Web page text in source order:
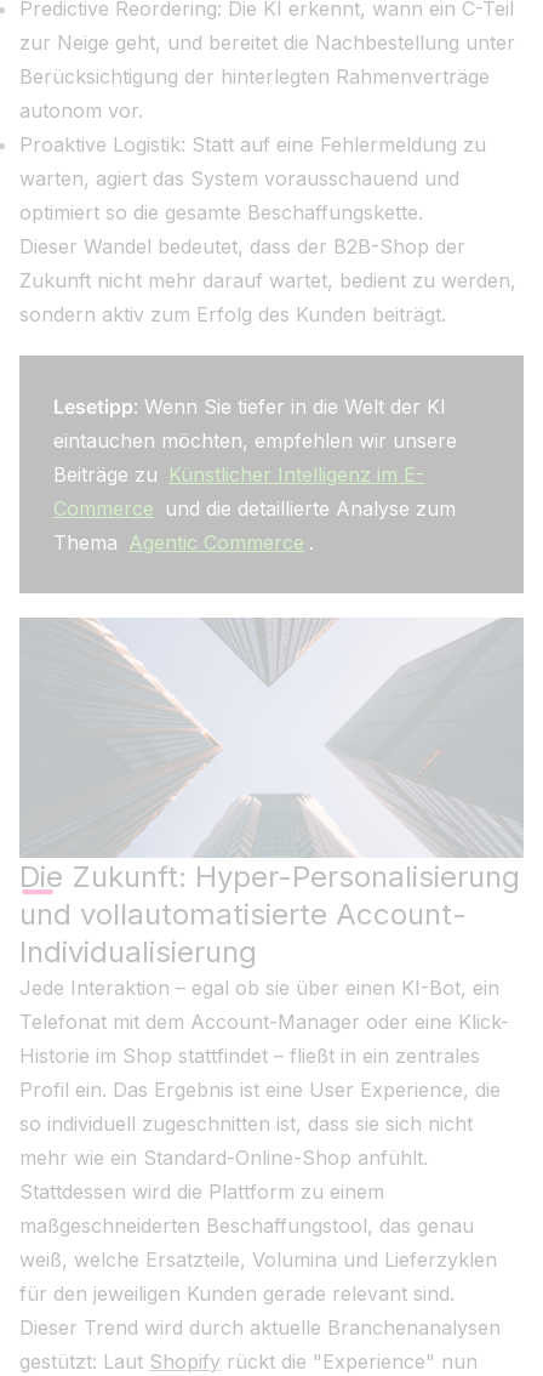
Predictive Reordering: Die KI erkennt, wann ein C-Teil
zur Neige geht, und bereitet die Nachbestellung unter
Berücksichtigung der hinterlegten Rahmenverträge
autonom vor.
Proaktive Logistik: Statt auf eine Fehlermeldung zu
warten, agiert das System vorausschauend und
optimiert so die gesamte Beschaffungskette.
Dieser Wandel bedeutet, dass der B2B-Shop der
Zukunft nicht mehr darauf wartet, bedient zu werden,
sondern aktiv zum Erfolg des Kunden beiträgt.
Lesetipp: Wenn Sie tiefer in die Welt der KI
eintauchen möchten, empfehlen wir unsere
Beiträge zu Künstlicher Intelligenz im E-
Commerce und die detaillierte Analyse zum
Thema Agentic Commerce .
Die Zukunft: Hyper-Personalisierung
und vollautomatisierte Account-
Individualisierung
Jede Interaktion – egal ob sie über einen KI-Bot, ein
Telefonat mit dem Account-Manager oder eine Klick-
Historie im Shop stattfindet – fließt in ein zentrales
Profil ein. Das Ergebnis ist eine User Experience, die
so individuell zugeschnitten ist, dass sie sich nicht
mehr wie ein Standard-Online-Shop anfühlt.
Stattdessen wird die Plattform zu einem
maßgeschneiderten Beschaffungstool, das genau
weiß, welche Ersatzteile, Volumina und Lieferzyklen
für den jeweiligen Kunden gerade relevant sind.
Dieser Trend wird durch aktuelle Branchenanalysen
gestützt: Laut Shopify rückt die "Experience" nun